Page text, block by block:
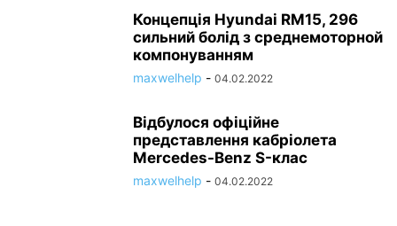
Концепція Hyundai RM15, 296
сильний болід з среднемоторной
компонуванням
maxwelhelp - 04.02.2022
Відбулося офіційне
представлення кабріолета
Mercedes-Benz S-клас
maxwelhelp - 04.02.2022